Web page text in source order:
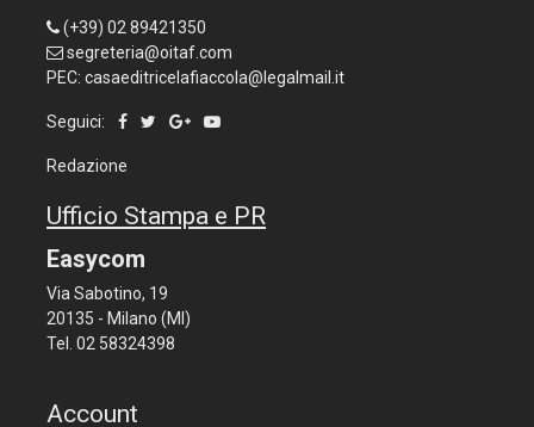
(+39) 02 89421350
segreteria@oitaf.com
PEC: casaeditricelafiaccola@legalmail.it
Seguici:
Redazione
Ufficio Stampa e PR
Easycom
Via Sabotino, 19
20135 - Milano (MI)
Tel. 02 58324398
Account